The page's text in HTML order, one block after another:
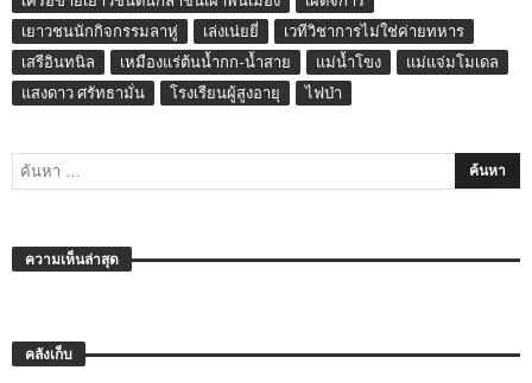
เยาวชนนักกิจกรรมลาหู่
เล่งเน่ยยี่
เวทีวิชาการไม่ใช่ค่ายทหาร
เสรีอินทนิล
เหมืองแร่ต้นน้ำกก-น้ำสาย แม่น้ำโขง
แม่แจ่มโมเดล
แสงดาว ศรัทธามั่น
โรงเรียนผู้สูงอายุ ไฟป่า
ความเห็นล่าสุด
คลังเก็บ